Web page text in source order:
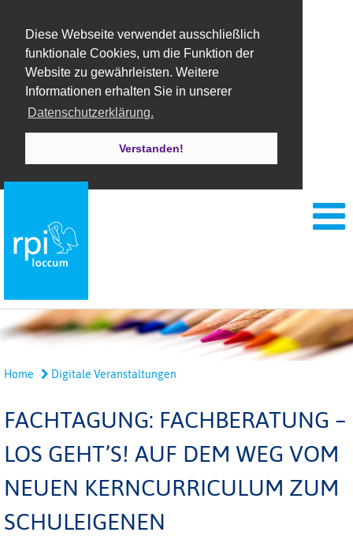
Diese Webseite verwendet ausschließlich
funktionale Cookies, um die Funktion der
Website zu gewährleisten. Weitere
Informationen erhalten Sie in unserer
Datenschutzerklärung.
Verstanden!
Home Digitale Veranstaltungen
FACHTAGUNG: FACHBERATUNG –
LOS GEHT’S! AUF DEM WEG VOM
NEUEN KERNCURRICULUM ZUM
SCHULEIGENEN